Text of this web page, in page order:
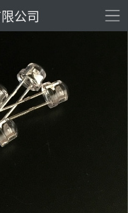
公司